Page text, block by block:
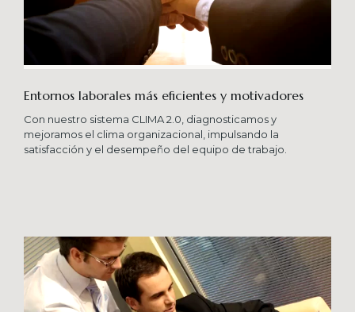
Entornos laborales más eficientes y motivadores
Con nuestro sistema CLIMA 2.0, diagnosticamos y
mejoramos el clima organizacional, impulsando la
satisfacción y el desempeño del equipo de trabajo.